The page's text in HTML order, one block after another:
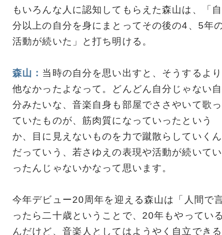
もいろんな人に認知してもらえた森山は、「自
分以上の自分を身にまとってその後の4、5年
活動が続いた」と打ち明ける。
森山： 当時の自分を思い出すと、そうするより
他なかったよなって。どんどん自分じゃない自
分みたいな、音楽自身も部屋でささやいて歌っ
ていたものが、筋肉質になっていったという
か、目に見えないものを力で蹴散らしていくん
だっていう、若さゆえの表現や活動が続いてい
ったんじゃないかなって思います。
今年デビュー20周年を迎える森山は「人間で
ったら二十歳ということで、20年もやってい
んだけど、音楽人としてはようやく自立できる